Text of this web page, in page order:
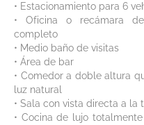
• Estacionamiento para 6
• Oficina o recámara
completo
• Medio baño de visitas
• Área de bar
• Comedor a doble altura
luz natural
• Sala con vista directa a la
• Cocina de lujo